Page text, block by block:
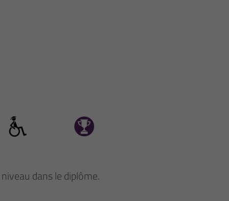
dans le diplôme.